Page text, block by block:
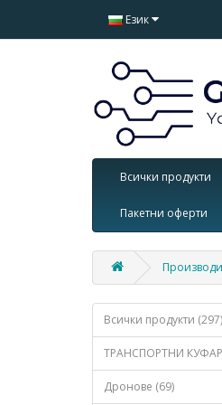
Език
Всички продукти
Пакетни оферти
Всички продукти (297)
ТРАНСПОРТНИ
Дронове (69)